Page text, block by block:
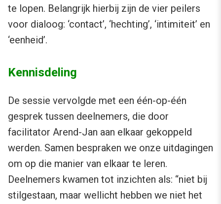
te lopen. Belangrijk hierbij zijn de vier peilers
voor dialoog: ‘contact’, ‘hechting’, ‘intimiteit’ en
‘eenheid’.
Kennisdeling
De sessie vervolgde met een één-op-één
gesprek tussen deelnemers, die door
facilitator Arend-Jan aan elkaar gekoppeld
werden. Samen bespraken we onze uitdagingen
om op die manier van elkaar te leren.
Deelnemers kwamen tot inzichten als: “niet bij
stilgestaan, maar wellicht hebben we niet het